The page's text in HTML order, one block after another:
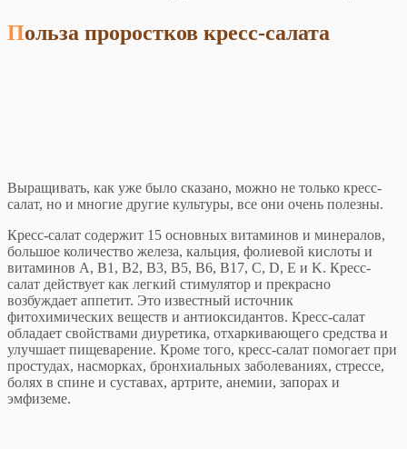
Польза проростков кресс-салата
Выращивать, как уже было сказано, можно не только кресс-
салат, но и многие другие культуры, все они очень полезны.
Кресс-салат содержит 15 основных витаминов и минералов,
большое количество железа, кальция, фолиевой кислоты и
витаминов A, B1, B2, B3, B5, B6, B17, C, D, E и K. Кресс-
салат действует как легкий стимулятор и прекрасно
возбуждает аппетит. Это известный источник
фитохимических веществ и антиоксидантов. Кресс-салат
обладает свойствами диуретика, отхаркивающего средства и
улучшает пищеварение. Кроме того, кресс-салат помогает при
простудах, насморках, бронхиальных заболеваниях, стрессе,
болях в спине и суставах, артрите, анемии, запорах и
эмфиземе.